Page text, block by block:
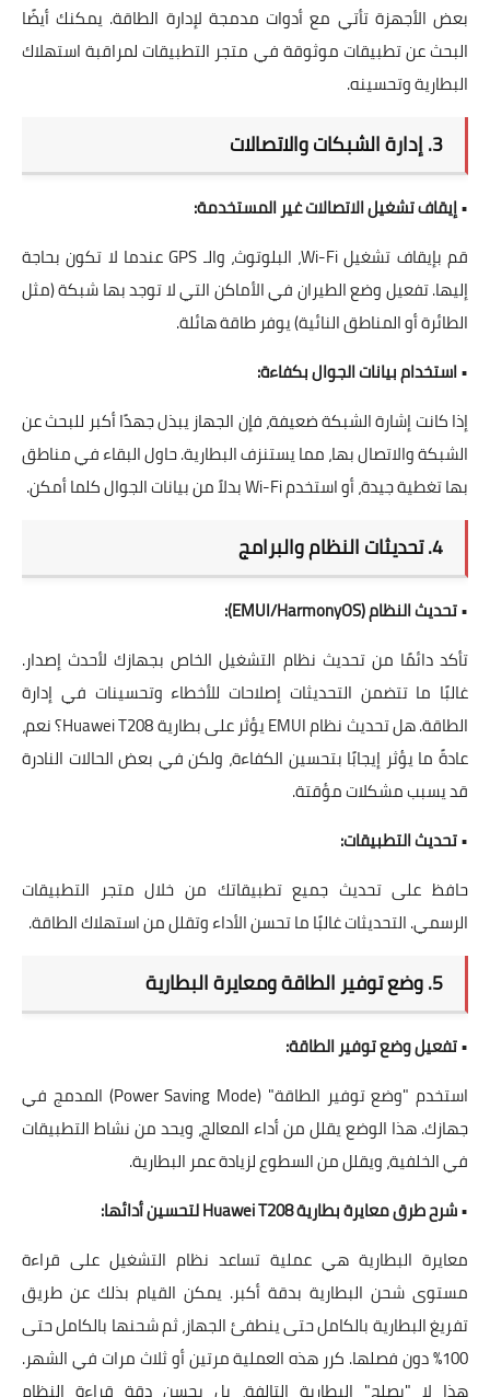
بعض الأجهزة تأتي مع أدوات مدمجة لإدارة الطاقة. يمكنك أيضًا
البحث عن تطبيقات موثوقة في متجر التطبيقات لمراقبة استهلاك
البطارية وتحسينه.
3. إدارة الشبكات والاتصالات
•إيقاف تشغيل الاتصالات غير المستخدمة:
قم بإيقاف تشغيل Wi-Fi، البلوتوث، والـ GPS عندما لا تكون بحاجة
إليها. تفعيل وضع الطيران في الأماكن التي لا توجد بها شبكة (مثل
الطائرة أو المناطق النائية) يوفر طاقة هائلة.
•استخدام بيانات الجوال بكفاءة:
إذا كانت إشارة الشبكة ضعيفة، فإن الجهاز يبذل جهدًا أكبر للبحث عن
الشبكة والاتصال بها، مما يستنزف البطارية. حاول البقاء في مناطق
بها تغطية جيدة، أو استخدم Wi-Fi بدلاً من بيانات الجوال كلما أمكن.
4. تحديثات النظام والبرامج
•تحديث النظام (EMUI/HarmonyOS):
تأكد دائمًا من تحديث نظام التشغيل الخاص بجهازك لأحدث إصدار.
غالبًا ما تتضمن التحديثات إصلاحات للأخطاء وتحسينات في إدارة
الطاقة. هل تحديث نظام EMUI يؤثر على بطارية Huawei T208؟ نعم،
عادةً ما يؤثر إيجابًا بتحسين الكفاءة، ولكن في بعض الحالات النادرة
قد يسبب مشكلات مؤقتة.
•تحديث التطبيقات:
حافظ على تحديث جميع تطبيقاتك من خلال متجر التطبيقات
الرسمي. التحديثات غالبًا ما تحسن الأداء وتقلل من استهلاك الطاقة.
5. وضع توفير الطاقة ومعايرة البطارية
•تفعيل وضع توفير الطاقة:
استخدم "وضع توفير الطاقة" (Power Saving Mode) المدمج في
جهازك. هذا الوضع يقلل من أداء المعالج، ويحد من نشاط التطبيقات
في الخلفية، ويقلل من السطوع لزيادة عمر البطارية.
•شرح طرق معايرة بطارية Huawei T208 لتحسين أدائها:
معايرة البطارية هي عملية تساعد نظام التشغيل على قراءة
مستوى شحن البطارية بدقة أكبر. يمكن القيام بذلك عن طريق
تفريغ البطارية بالكامل حتى ينطفئ الجهاز، ثم شحنها بالكامل حتى
100% دون فصلها. كرر هذه العملية مرتين أو ثلاث مرات في الشهر.
هذا لا "يصلح" البطارية التالفة، بل يحسن دقة قراءة النظام